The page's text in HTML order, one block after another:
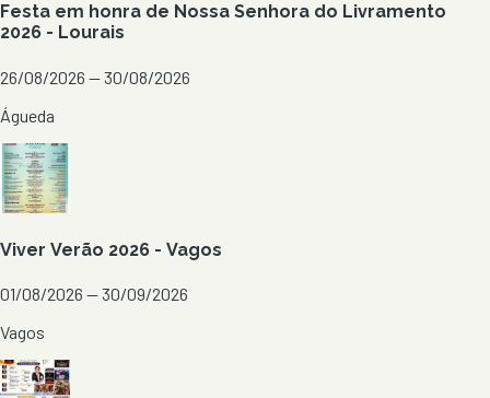
Festa em honra de Nossa Senhora do Livramento
2026 - Lourais
26/08/2026 — 30/08/2026
Águeda
Viver Verão 2026 - Vagos
01/08/2026 — 30/09/2026
Vagos